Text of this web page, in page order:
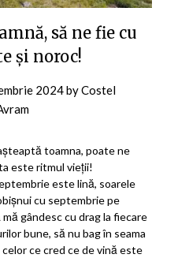
să ne fie cu
și noroc!
2024byCostel
toamna, poate ne
este ritmul vieții!
este lină, soarele
cu septembrie pe
gândesc cu drag la fiecare
bune, să nu bag în seama
ce cred ce de vină este